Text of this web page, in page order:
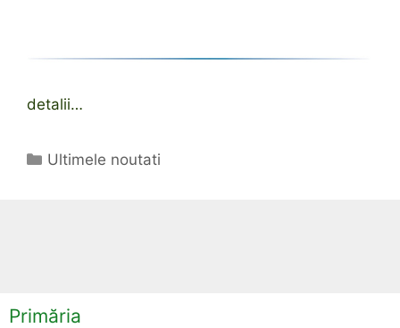
detalii…
Categorii
Ultimele noutati
Primăria